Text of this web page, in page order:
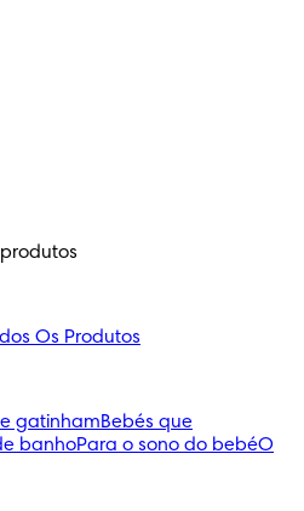
Os Produtos
gatinhamBebés que
banhoPara o sono do bebéO